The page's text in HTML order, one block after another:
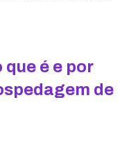
é e por
de